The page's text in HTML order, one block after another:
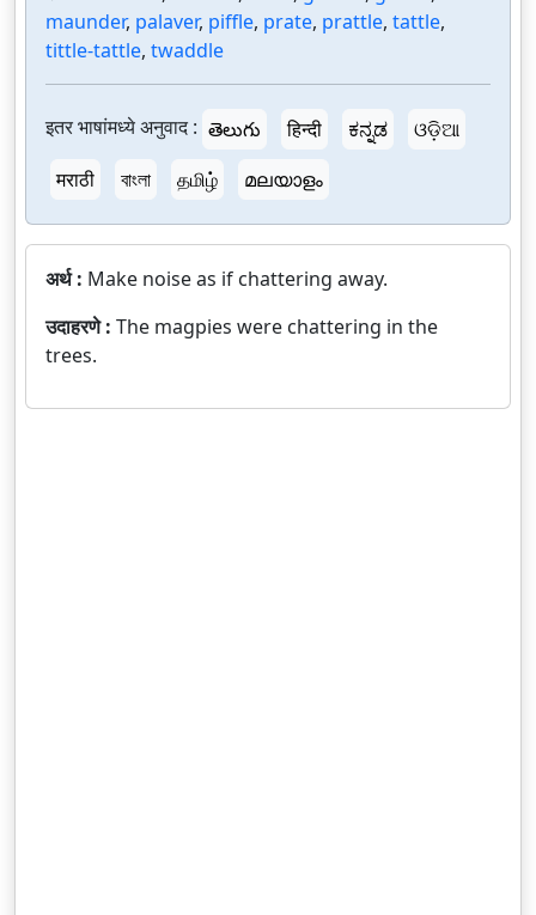
maunder, palaver, piffle, prate, prattle, tattle,
tittle-tattle, twaddle
इतर भाषांमध्ये अनुवाद : తెలుగు हिन्दी ಕನ್ನಡ
ଓଡ଼ିଆ
मराठी
বাংলা தமிழ் മലയാളം
अर्थ : Make noise as if chattering away.
उदाहरणे : The magpies were chattering in the
trees.